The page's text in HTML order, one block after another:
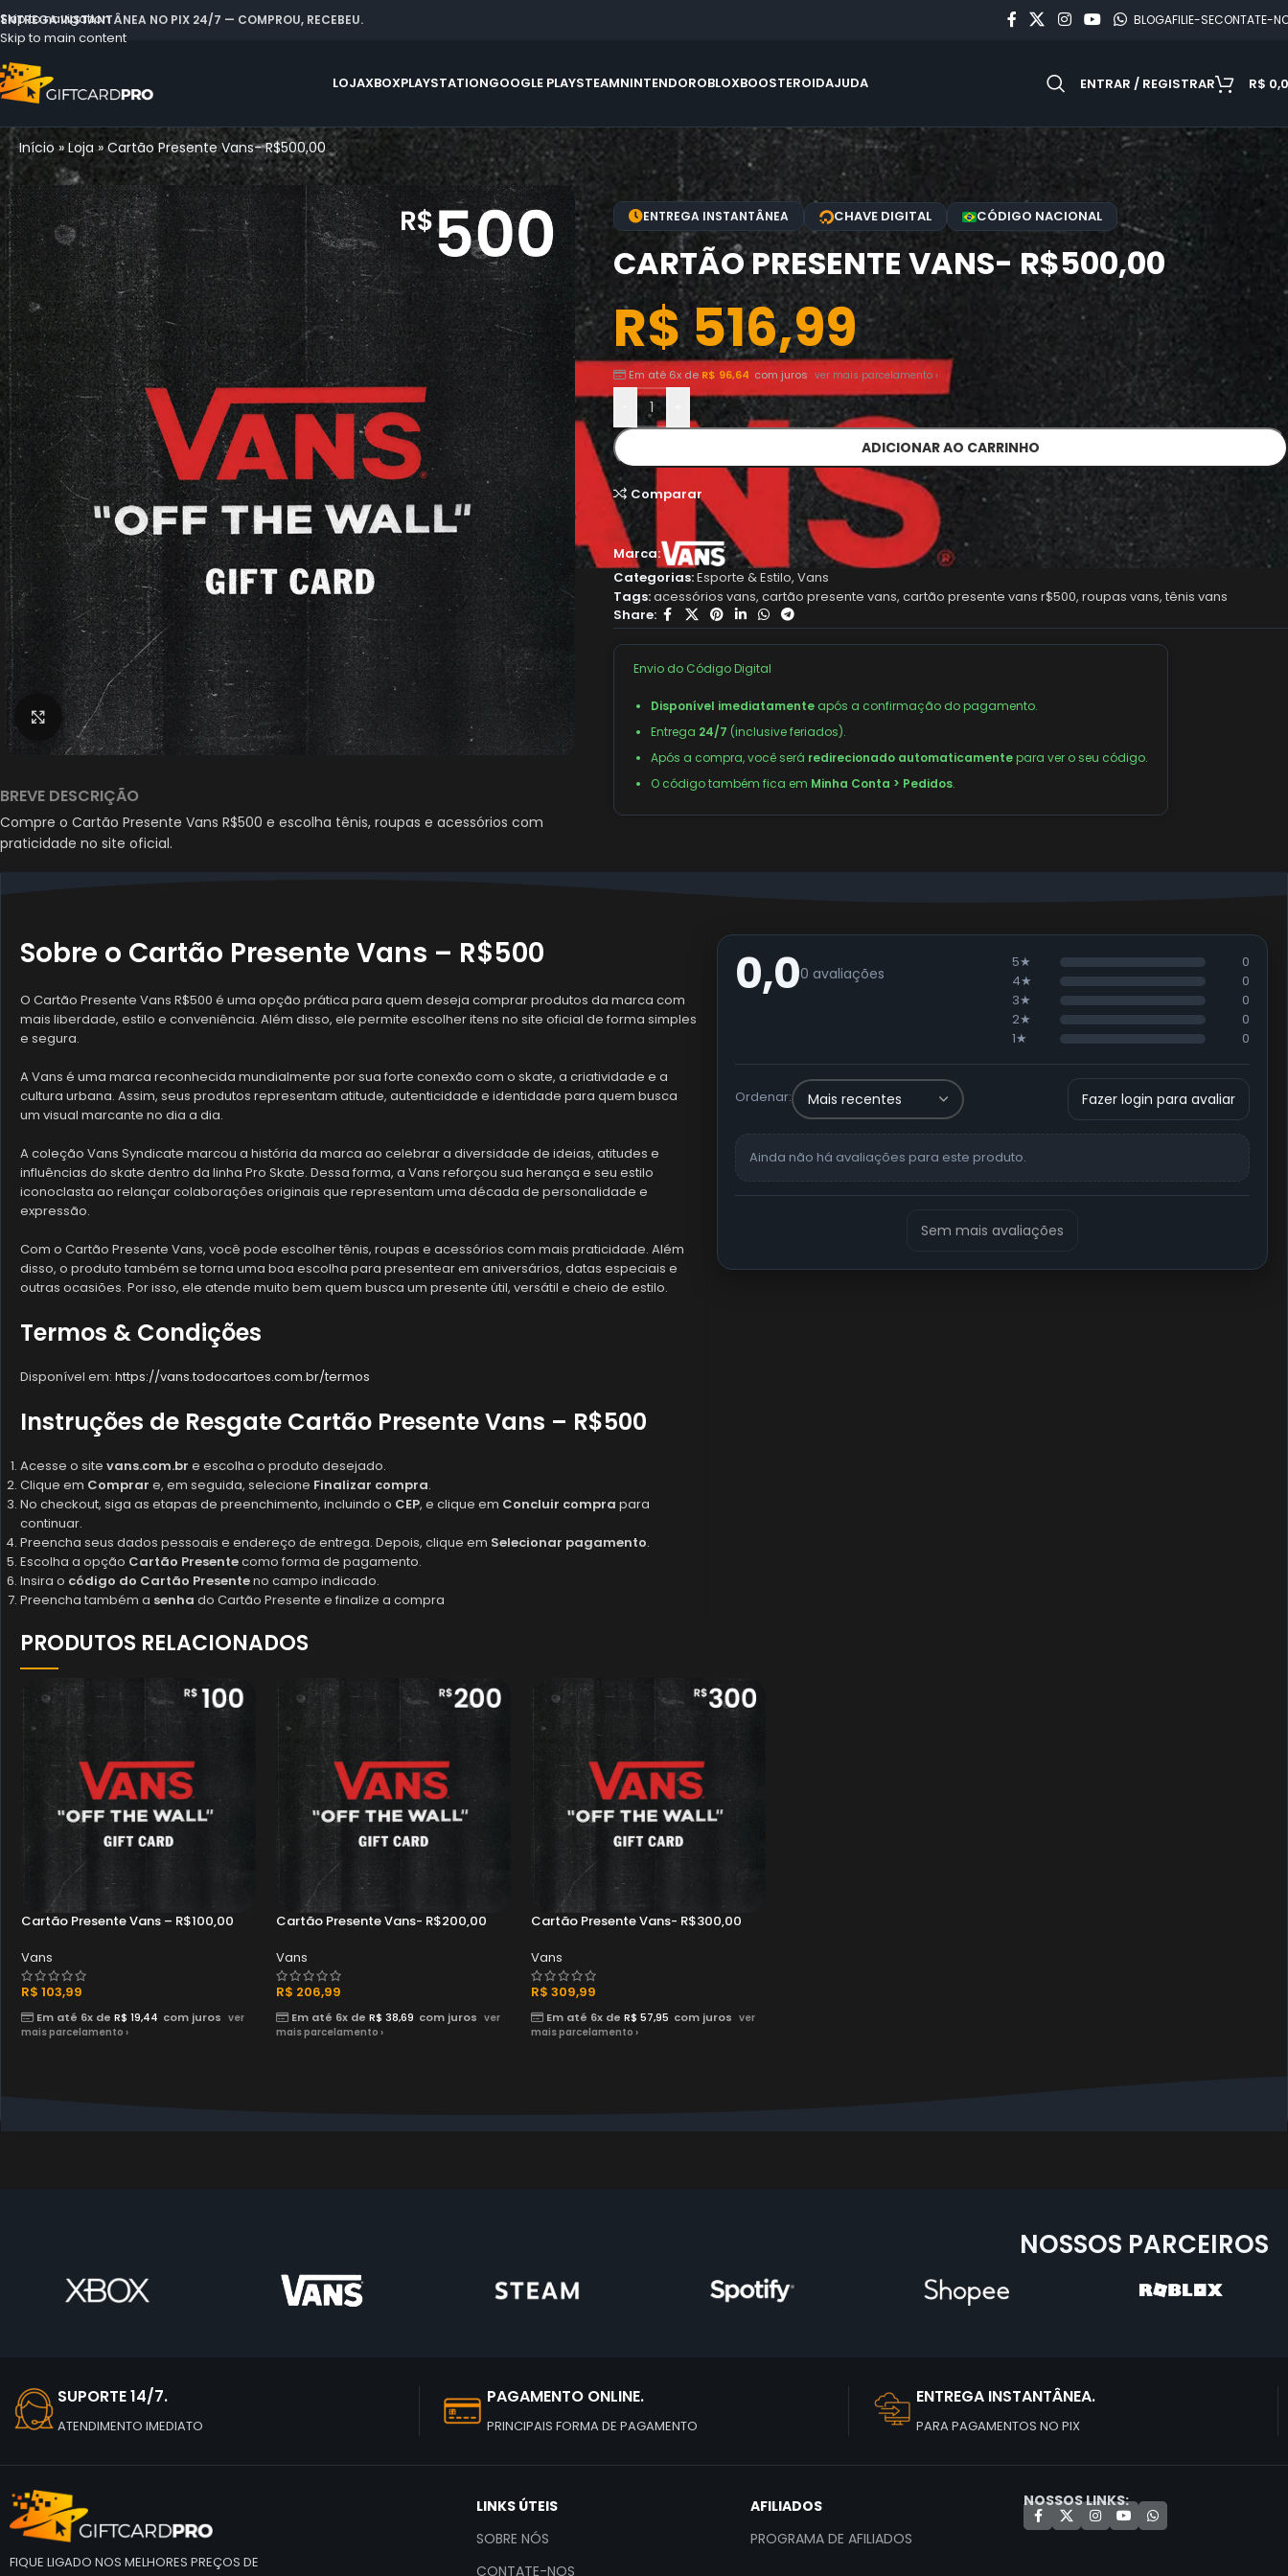
Skip to navigation
Skip to main content
ENTREGA INSTANTÂNEA NO PIX 24/7 — COMPROU, RECEBEU. BLOGAFILIE-SECONTATE-
LOJAXBOXPLAYSTATIONGOOGLE PLAYSTEAMNINTENDOROBLOXBOOSTEROIDAJUDA ENTRAR / REGISTRAR R$
Início » Loja »Cartão Presente Vans- R$500,00
Clique para ampliar
BREVE DESCRIÇÃO
Compre o Cartão Presente Vans R$500 e escolha tênis, roupas e acessórios com
praticidade no site oficial.
ENTREGA INSTANTÂNEA CHAVE DIGITAL CÓDIGO NACIONAL
CARTÃO PRESENTE VANS- R$500,00
R$516,99
Em até 6x de R$ 96,64 com juros ver mais parcelamento ›
ADICIONAR AO CARRINHO
Comparar
Marca:
Categorias:Esporte & Estilo, Vans
Tags:acessórios vans, cartão presente vans, cartão presente vans r$500, roupas vans, tênis vans
Share:
Envio do Código Digital
Disponível imediatamenteapós a confirmação do pagamento.
Entrega 24/7 (inclusive feriados).
Após a compra, você será redirecionado automaticamentepara ver o seu código.
O código também fica em Minha Conta > Pedidos.
Sobre o Cartão Presente Vans – R$500
O Cartão Presente Vans R$500 é uma opção prática para quem deseja comprar produtos da marca com
mais liberdade, estilo e conveniência. Além disso, ele permite escolher itens no site oficial de forma simples
e segura.
A Vans é uma marca reconhecida mundialmente por sua forte conexão com o skate, a criatividade e a
cultura urbana. Assim, seus produtos representam atitude, autenticidade e identidade para quem busca
um visual marcante no dia a dia.
A coleção Vans Syndicate marcou a história da marca ao celebrar a diversidade de ideias, atitudes e
influências do skate dentro da linha Pro Skate. Dessa forma, a Vans reforçou sua herança e seu estilo
iconoclasta ao relançar colaborações originais que representam uma década de personalidade e
expressão.
Com o Cartão Presente Vans, você pode escolher tênis, roupas e acessórios com mais praticidade. Além
disso, o produto também se torna uma boa escolha para presentear em aniversários, datas especiais e
outras ocasiões. Por isso, ele atende muito bem quem busca um presente útil, versátil e cheio de estilo.
Termos & Condições
Disponível em: https://vans.todocartoes.com.br/termos
Instruções de Resgate Cartão Presente Vans – R$500
Acesse o site vans.com.br e escolha o produto desejado.
Clique em Comprar e, em seguida, selecione Finalizar compra.
No checkout, siga as etapas de preenchimento, incluindo o CEP, e clique em Concluir compra para
continuar.
Preencha seus dados pessoais e endereço de entrega. Depois, clique em Selecionar pagamento.
Escolha a opção Cartão Presentecomo forma de pagamento.
Insira o código do Cartão Presenteno campo indicado.
Preencha também a senha do Cartão Presente e finalize a compra
0,00 avaliações
5★
0
4★
0
3★
0
2★
0
1★
0
Ordenar: Fazer login para avaliar
Ainda não há avaliações para este produto.
Sem mais avaliações
PRODUTOS RELACIONADOS
Cartão Presente Vans – R$100,00
Vans
R$ 103,99
Em até 6x de R$ 19,44 com juros ver
mais parcelamento ›
Cartão Presente Vans- R$200,00
Vans
R$ 206,99
Em até 6x de R$ 38,69 com juros ver
mais parcelamento ›
Cartão Presente Vans- R$300,00
Vans
R$ 309,99
Em até 6x de R$ 57,95 com juros ver
mais parcelamento ›
NOSSOS PARCEIROS
SUPORTE 14/7.
ATENDIMENTO IMEDIATO
PAGAMENTO ONLINE.
PRINCIPAIS FORMA DE PAGAMENTO
ENTREGA INSTANTÂNEA.
PARA PAGAMENTOS NO PIX
FIQUE LIGADO NOS MELHORES PREÇOS DE
LINKS ÚTEIS
SOBRE NÓS
CONTATE-NOS
AFILIADOS
PROGRAMA DE AFILIADOS
NOSSOS LINKS: